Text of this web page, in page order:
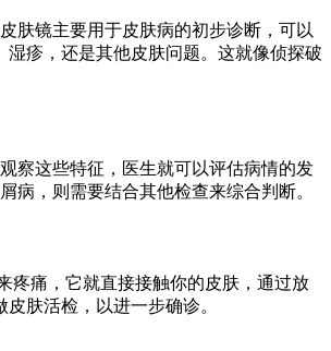
肤镜主要用于皮肤病的初步诊断，可以
疹，还是其他皮肤问题。这就像侦探破
察这些特征，医生就可以评估病情的发
病，则需要结合其他检查来综合判断。
疼痛，它就直接接触你的皮肤，通过放
肤活检，以进一步确诊。